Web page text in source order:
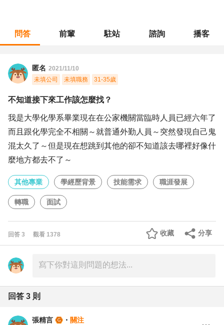
問答 前輩 駐站 諮詢 播客
匿名 2021/11/10
未填公司
未填職務 31-35歲
不知道接下來工作該怎麼找？
我是大學化學系畢業現在在公家機關當臨時人員已經六年了
而且跟化學完全不相關～就普通外勤人員～突然發現自己鬼
混太久了～但是現在想跳到其他的卻不知道該去哪裡好像什
麼地方都去不了～
其他專業 學經歷背景 技能需求 職涯發展
轉職 面試
回答 3 觀看 1378 分享
收藏
回答 3 則
張精言 ・ 關注